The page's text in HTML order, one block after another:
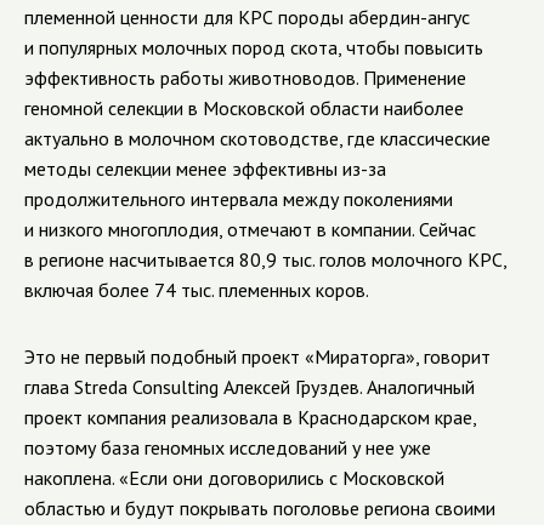
племенной ценности для КРС породы абердин-ангус
и популярных молочных пород скота, чтобы повысить
эффективность работы животноводов. Применение
геномной селекции в Московской области наиболее
актуально в молочном скотоводстве, где классические
методы селекции менее эффективны из-за
продолжительного интервала между поколениями
и низкого многоплодия, отмечают в компании. Сейчас
в регионе насчитывается 80,9 тыс. голов молочного КРС,
включая более 74 тыс. племенных коров.
Это не первый подобный проект «Мираторга», говорит
глава Streda Consulting Алексей Груздев. Аналогичный
проект компания реализовала в Краснодарском крае,
поэтому база геномных исследований у нее уже
накоплена. «Если они договорились с Московской
областью и будут покрывать поголовье региона своими